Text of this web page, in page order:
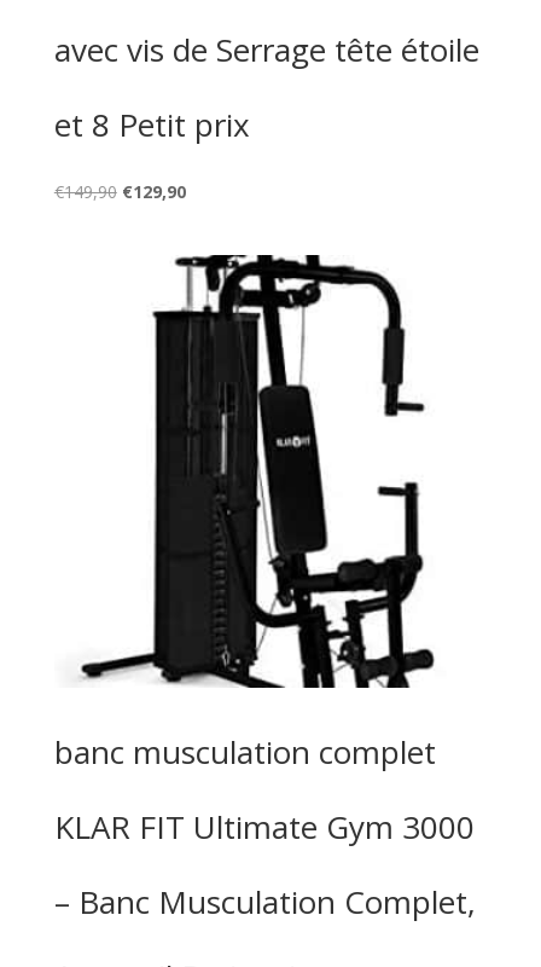
avec vis de Serrage tête étoile
et 8 Petit prix
€149,90 Le
€129,90Le
est :
€129,90.
banc musculation complet
KLAR FIT Ultimate Gym 3000
– Banc Musculation Complet,